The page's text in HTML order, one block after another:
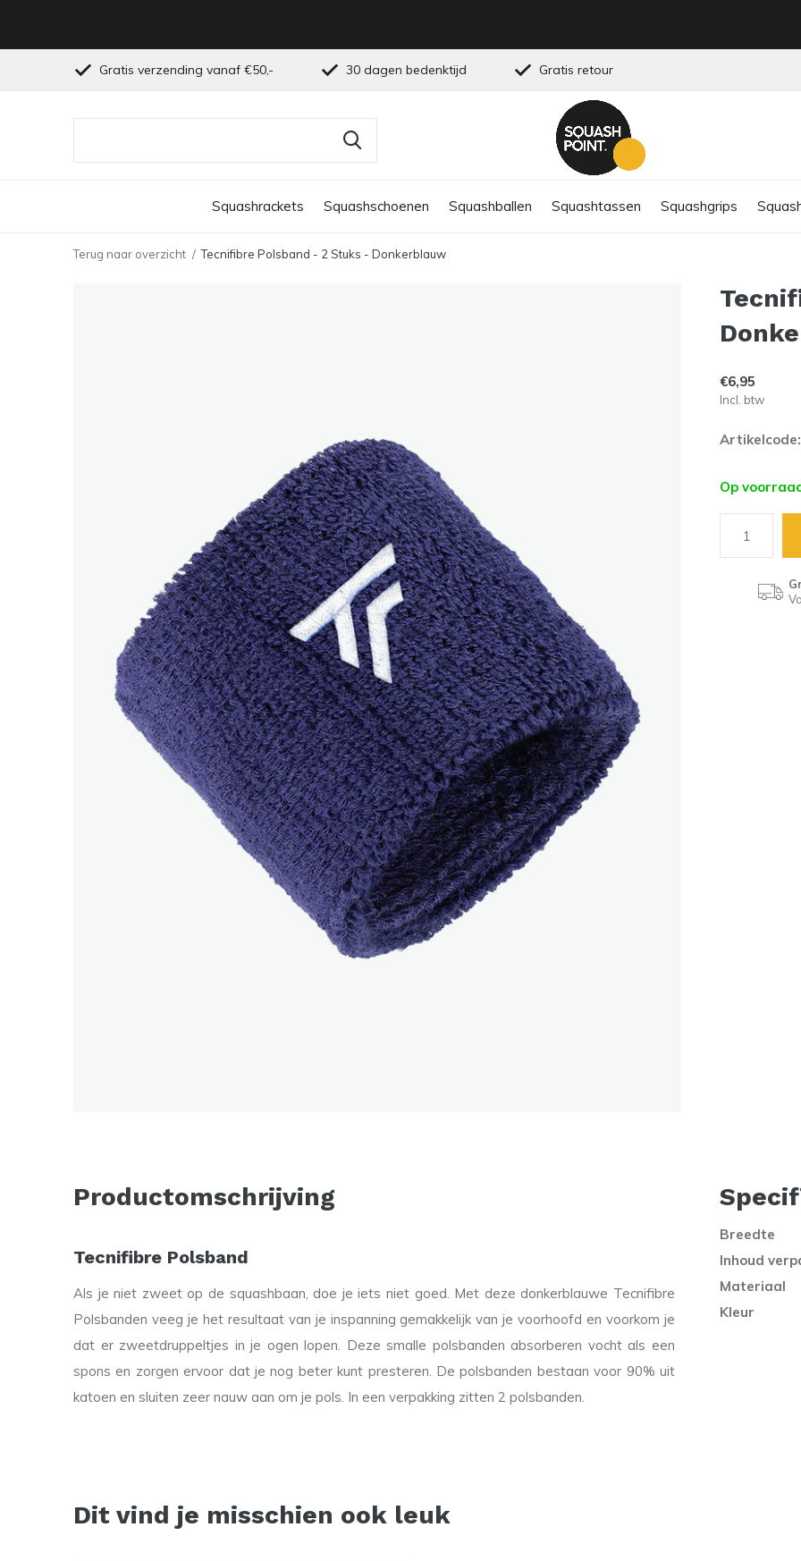
Squashrackets Squashschoenen Squashballen Squashtassen Squashgrips
Gratis verzending vanaf €50,- 30 dagen bedenktijd Gratis retour
Terug naar overzicht Tecnifibre Polsband - 2 Stuks - Donkerblauw
€6,95
Incl. btw
Artikelcode:
Op
Productomschrijving
Tecnifibre Polsband
Als je niet zweet op de squashbaan, doe je iets niet goed. Met deze donkerblauwe Tecnifibre
Polsbanden veeg je het resultaat van je inspanning gemakkelijk van je voorhoofd en voorkom je
dat er zweetdruppeltjes in je ogen lopen. Deze smalle polsbanden absorberen vocht als een
spons en zorgen ervoor dat je nog beter kunt presteren. De polsbanden bestaan voor 90% uit
katoen en sluiten zeer nauw aan om je pols. In een verpakking zitten 2 polsbanden.
Breedte
Inhoud
Materiaal
Kleur
Dit vind je misschien ook leuk